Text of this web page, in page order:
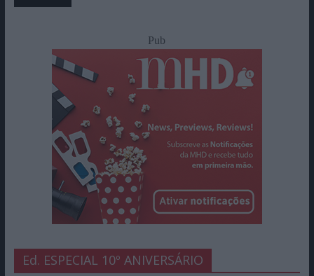
Pub
Ed. ESPECIAL 10º ANIVERSÁRIO